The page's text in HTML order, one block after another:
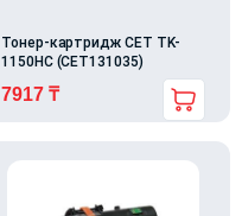
Тонер-картридж CET TK-
1150HC (CET131035)
7917 ₸